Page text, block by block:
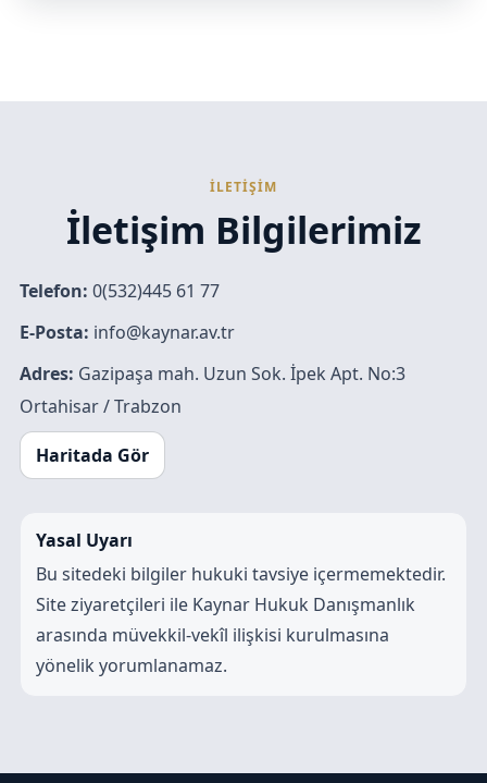
İLETİŞİM
İletişim Bilgilerimiz
Telefon: 0(532)445 61 77
E-Posta: info@kaynar.av.tr
Adres: Gazipaşa mah. Uzun Sok. İpek Apt. No:3
Ortahisar / Trabzon
Haritada Gör
Yasal Uyarı
Bu sitedeki bilgiler hukuki tavsiye içermemektedir.
Site ziyaretçileri ile Kaynar Hukuk Danışmanlık
arasında müvekkil-vekîl ilişkisi kurulmasına
yönelik yorumlanamaz.